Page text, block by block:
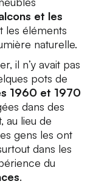
et les
les éléments
naturelle.
il n’y avait pas
pots de
1960 et 1970
dans des
au lieu de
gens les ont
dans les
du
.